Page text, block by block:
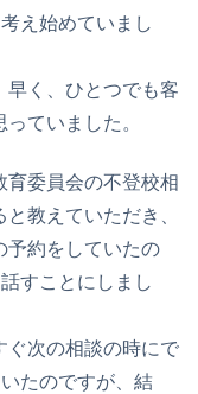
え始めていまし
早く、ひとつでも客
ていました。
育委員会の不登校相
教えていただき、
予約をしていたの
すことにしまし
ぐ次の相談の時にで
たのですが、結